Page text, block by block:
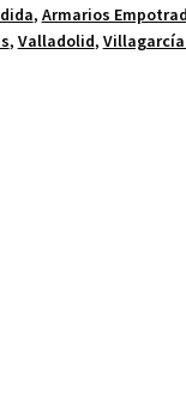
, Armarios
, Valladolid, Villagarcía